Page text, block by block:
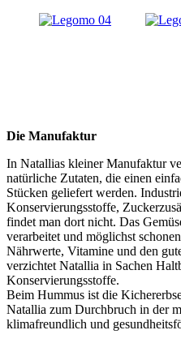
Die Manufaktur
In Natallias kleiner Manufaktur
natürliche Zutaten, die einen
Stücken geliefert werden.
Konservierungsstoffe,
findet man dort nicht. Das
verarbeitet und möglichst
Nährwerte, Vitamine und den
verzichtet Natallia in Sachen
Konservierungsstoffe.
Beim Hummus ist die
Natallia zum Durchbruch in der
klimafreundlich und